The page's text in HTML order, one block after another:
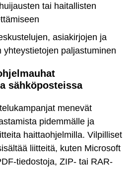
tai haitallisten
asiakirjojen ja
yhteystietojen paljastuminen
sähköposteissa
menevät
pidemmälle ja
haittaohjelmilla. Vilpilliset
liitteitä, kuten Microsoft
tiedostoja, ZIP- tai RAR-